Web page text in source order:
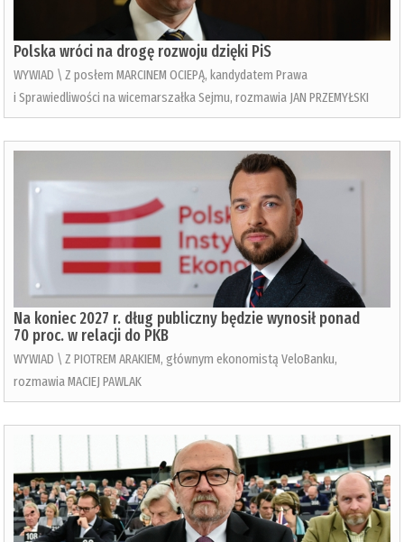
Polska wróci na drogę rozwoju dzięki PiS
WYWIAD \ Z posłem MARCINEM OCIEPĄ, kandydatem Prawa
i Sprawiedliwości na wicemarszałka Sejmu, rozmawia JAN PRZEMYŁSKI
Na koniec 2027 r. dług publiczny będzie wynosił ponad
70 proc. w relacji do PKB
WYWIAD \ Z PIOTREM ARAKIEM, głównym ekonomistą VeloBanku,
rozmawia MACIEJ PAWLAK